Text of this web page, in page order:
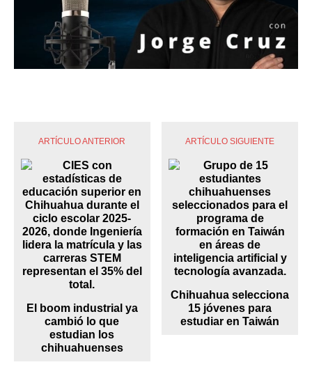
ARTÍCULO ANTERIOR
El boom industrial ya
cambió lo que
estudian los
chihuahuenses
ARTÍCULO SIGUIENTE
Chihuahua selecciona
15 jóvenes para
estudiar en Taiwán